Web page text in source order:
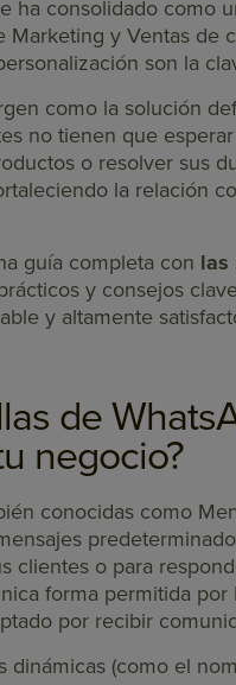
ha consolidado como
Marketing y Ventas de
son la
como la solución
no tienen que
o resolver sus
la relación
guía completa con las
y consejos
y altamente
de
negocio?
conocidas como
clientes o para
forma permitida
por recibir
dinámicas (como el